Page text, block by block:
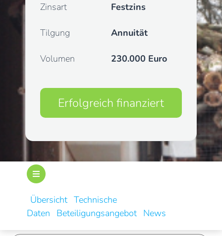
Zinsart
Festzins
Tilgung Annuität
Volumen 230.000 Euro
Erfolgreich finanziert
Übersicht Technische
Daten
Beteiligungsangebot News